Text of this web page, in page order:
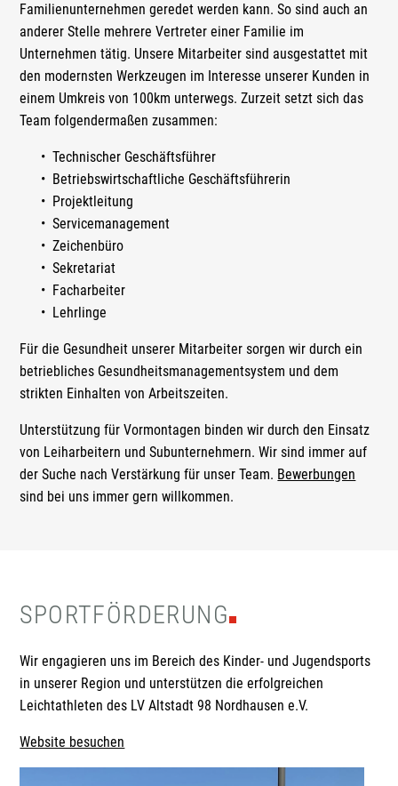
Familienunternehmen geredet werden kann. So sind auch an
anderer Stelle mehrere Vertreter einer Familie im
Unternehmen tätig. Unsere Mitarbeiter sind ausgestattet mit
den modernsten Werkzeugen im Interesse unserer Kunden in
einem Umkreis von 100km unterwegs. Zurzeit setzt sich das
Team folgendermaßen zusammen:
Technischer Geschäftsführer
Betriebswirtschaftliche Geschäftsführerin
Projektleitung
Servicemanagement
Zeichenbüro
Sekretariat
Facharbeiter
Lehrlinge
Für die Gesundheit unserer Mitarbeiter sorgen wir durch ein
betriebliches Gesundheitsmanagementsystem und dem
strikten Einhalten von Arbeitszeiten.
Unterstützung für Vormontagen binden wir durch den Einsatz
von Leiharbeitern und Subunternehmern. Wir sind immer auf
der Suche nach Verstärkung für unser Team. Bewerbungen
sind bei uns immer gern willkommen.
SPORTFÖRDERUNG
Wir engagieren uns im Bereich des Kinder- und Jugendsports
in unserer Region und unterstützen die erfolgreichen
Leichtathleten des LV Altstadt 98 Nordhausen e.V.
Website besuchen